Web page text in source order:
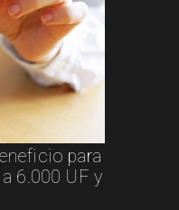
para
6.000 UF y